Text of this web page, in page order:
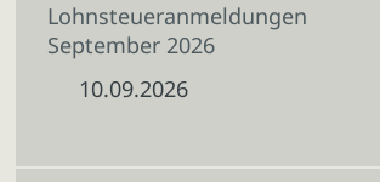
Lohnsteueranmeldungen
September 2026
10.09.2026